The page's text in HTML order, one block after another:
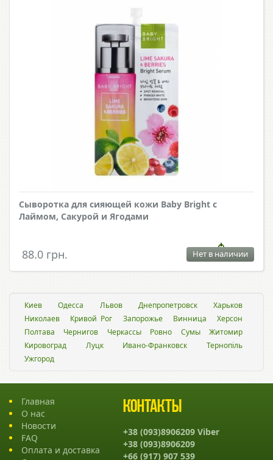
Сыворотка для сияющей кожи Baby Bright с
Лаймом, Сакурой и Ягодами
88.0 грн. Нет в наличии
Киев Одесса Львов Днепропетровск
Харьков
Николаев
Кривой Рог Запорожье Винница
Херсон
Полтава
Чернигов Черкассы Ровно Сумы
Житомир
Кировоград
Луцк Ивано-Франковск
Тернопіль
Ужгород
Главная
О нас
Новости
FAQ
Оплата и доставка
Контакты
+38 (093)8906209 Viber
+38 (093)8906209
+66 (917) 907 539